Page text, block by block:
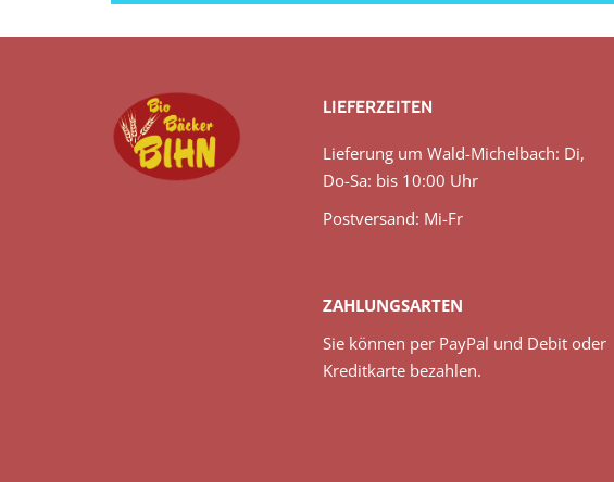
LIEFERZEITEN
Lieferung um Wald-Michelbach: Di,
Do-Sa: bis 10:00 Uhr
Postversand: Mi-Fr
ZAHLUNGSARTEN
Sie können per PayPal und Debit oder
Kreditkarte bezahlen.